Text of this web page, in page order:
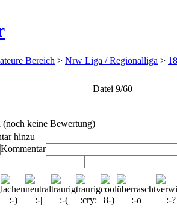
Bereich > Nrw Liga / Regionalliga >
Datei 9/60
(noch keine Bewertung)
hinzu
Kommentar